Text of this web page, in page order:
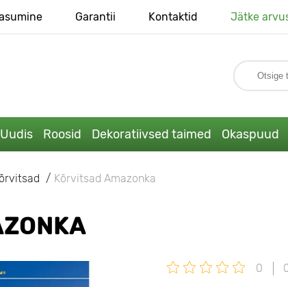
Garantii Kontaktid Jätke
Uudis Roosid Dekoratiivsed taimed Okaspuud
Kõrvitsad Amazonka
0